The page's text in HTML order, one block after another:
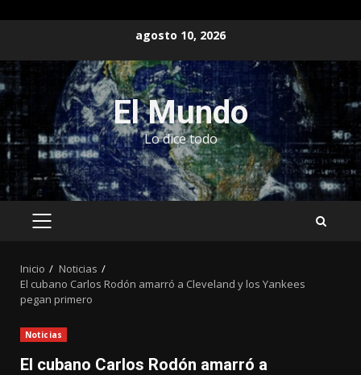
contenido
agosto 10, 2026
El Mundo
Lo dice todo
MENÚ
Inicio
Noticias
El cubano Carlos Rodón amarró a Cleveland y los Yankees
pegan primero
Noticias
El cubano Carlos Rodón amarró a